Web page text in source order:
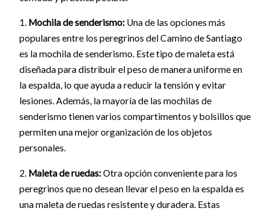
1. Mochila de senderismo:Una de las opciones más
populares entre los peregrinos del Camino de Santiago
es la mochila de senderismo. Este tipo de maleta está
diseñada para distribuir el peso de manera uniforme en
la espalda, lo que ayuda a reducir la tensión y evitar
lesiones. Además, la mayoría de las mochilas de
senderismo tienen varios compartimentos y bolsillos que
permiten una mejor organización de los objetos
personales.
2. Maleta de ruedas:Otra opción conveniente para los
peregrinos que no desean llevar el peso en la espalda es
una maleta de ruedas resistente y duradera. Estas